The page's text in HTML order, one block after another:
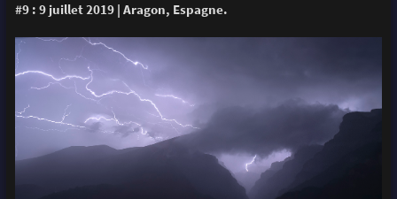
#9 : 9 juillet 2019 | Aragon, Espagne.